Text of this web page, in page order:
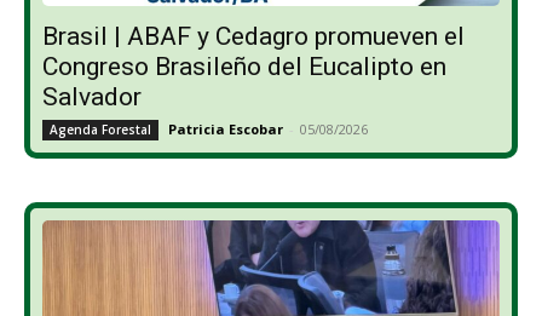
Brasil | ABAF y Cedagro promueven el
Congreso Brasileño del Eucalipto en
Salvador
Agenda Forestal Patricia Escobar - 05/08/2026